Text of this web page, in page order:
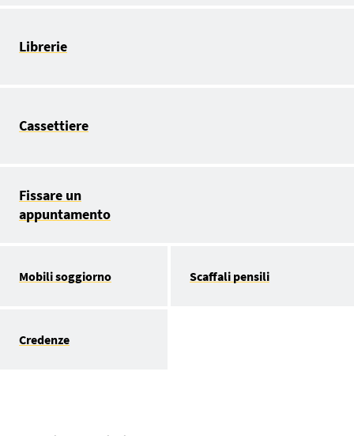
Librerie
Cassettiere
Fissare un
appuntamento
Mobili soggiorno Scaffali pensili
Credenze